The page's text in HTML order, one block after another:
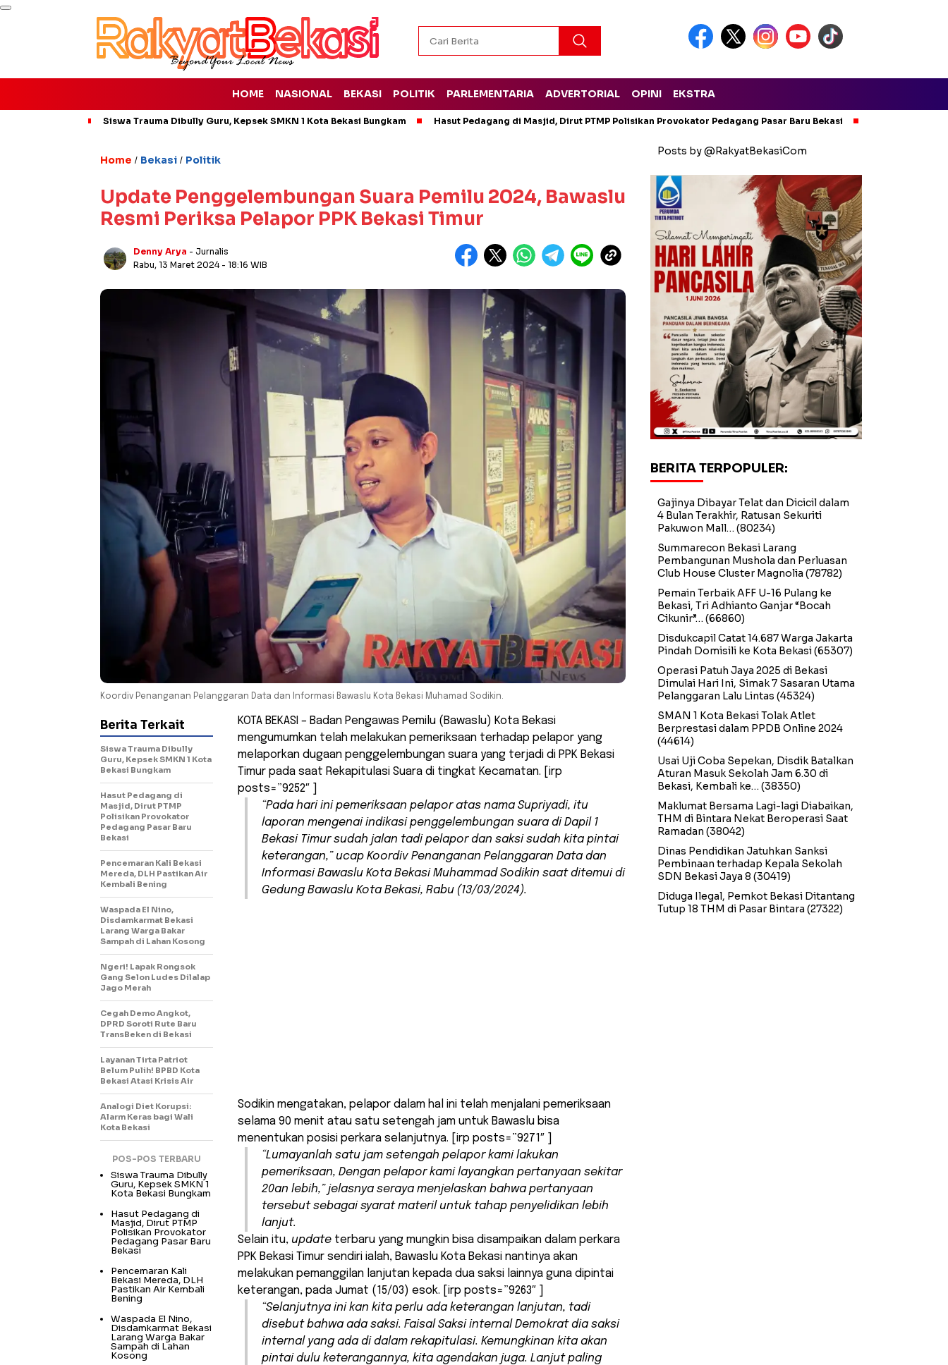
HOME NASIONAL BEKASI POLITIK PARLEMENTARIA ADVERTORIAL OPINI EKSTRA
Siswa Trauma Dibully Guru, Kepsek SMKN 1 Kota Bekasi Bungkam Hasut Pedagang di Masjid, Dirut PTMP Polisikan Provokator Pedagang Pasar Baru Bekasi
Home / Bekasi / Politik
Update Penggelembungan Suara Pemilu 2024, Bawaslu
Resmi Periksa Pelapor PPK Bekasi Timur
Denny Arya - Jurnalis
Rabu, 13 Maret 2024 - 18:16 WIB
Koordiv Penanganan Pelanggaran Data dan Informasi Bawaslu Kota Bekasi Muhamad Sodikin.
KOTA BEKASI – Badan Pengawas Pemilu (Bawaslu) Kota Bekasi
mengumumkan telah melakukan pemeriksaan terhadap pelapor yang
melaporkan dugaan penggelembungan suara yang terjadi di PPK Bekasi
Timur pada saat Rekapitulasi Suara di tingkat Kecamatan. [irp
posts=”9252″ ]
“Pada hari ini pemeriksaan pelapor atas nama Supriyadi, itu
laporan mengenai indikasi penggelembungan suara di Dapil 1
Bekasi Timur sudah jalan tadi pelapor dan saksi sudah kita pintai
keterangan,” ucap Koordiv Penanganan Pelanggaran Data dan
Informasi Bawaslu Kota Bekasi Muhammad Sodikin saat ditemui di
Gedung Bawaslu Kota Bekasi, Rabu (13/03/2024).
Sodikin mengatakan, pelapor dalam hal ini telah menjalani pemeriksaan
selama 90 menit atau satu setengah jam untuk Bawaslu bisa
menentukan posisi perkara selanjutnya. [irp posts=”9271″ ]
“Lumayanlah satu jam setengah pelapor kami lakukan
pemeriksaan, Dengan pelapor kami layangkan pertanyaan sekitar
20an lebih,” jelasnya seraya menjelaskan bahwa pertanyaan
tersebut sebagai syarat materil untuk tahap penyelidikan lebih
lanjut.
Selain itu, update terbaru yang mungkin bisa disampaikan dalam perkara
PPK Bekasi Timur sendiri ialah, Bawaslu Kota Bekasi nantinya akan
melakukan pemanggilan lanjutan kepada dua saksi lainnya guna dipintai
keterangan, pada Jumat (15/03) esok. [irp posts=”9263″ ]
“Selanjutnya ini kan kita perlu ada keterangan lanjutan, tadi
disebut bahwa ada saksi. Faisal Saksi internal Demokrat dia saksi
internal yang ada di dalam rekapitulasi. Kemungkinan kita akan
pintai dulu keterangannya, kita agendakan juga. Lanjut paling
Berita Terkait
Siswa Trauma Dibully
Guru, Kepsek SMKN 1 Kota
Bekasi Bungkam
Hasut Pedagang di
Masjid, Dirut PTMP
Polisikan Provokator
Pedagang Pasar Baru
Bekasi
Pencemaran Kali Bekasi
Mereda, DLH Pastikan Air
Kembali Bening
Waspada El Nino,
Disdamkarmat Bekasi
Larang Warga Bakar
Sampah di Lahan Kosong
Ngeri! Lapak Rongsok
Gang Selon Ludes Dilalap
Jago Merah
Cegah Demo Angkot,
DPRD Soroti Rute Baru
TransBeken di Bekasi
Layanan Tirta Patriot
Belum Pulih! BPBD Kota
Bekasi Atasi Krisis Air
Analogi Diet Korupsi:
Alarm Keras bagi Wali
Kota Bekasi
POS-POS TERBARU
Siswa Trauma Dibully
Guru, Kepsek SMKN 1
Kota Bekasi Bungkam
Hasut Pedagang di
Masjid, Dirut PTMP
Polisikan Provokator
Pedagang Pasar Baru
Bekasi
Pencemaran Kali
Bekasi Mereda, DLH
Pastikan Air Kembali
Bening
Waspada El Nino,
Disdamkarmat Bekasi
Larang Warga Bakar
Sampah di Lahan
Kosong
Posts by @RakyatBekasiCom
BERITA TERPOPULER:
Gajinya Dibayar Telat dan Dicicil dalam
4 Bulan Terakhir, Ratusan Sekuriti
Pakuwon Mall… (80234)
Summarecon Bekasi Larang
Pembangunan Mushola dan Perluasan
Club House Cluster Magnolia (78782)
Pemain Terbaik AFF U-16 Pulang ke
Bekasi, Tri Adhianto Ganjar “Bocah
Cikunir”… (66860)
Disdukcapil Catat 14.687 Warga Jakarta
Pindah Domisili ke Kota Bekasi(65307)
Operasi Patuh Jaya 2025 di Bekasi
Dimulai Hari Ini, Simak 7 Sasaran Utama
Pelanggaran Lalu Lintas (45324)
SMAN 1 Kota Bekasi Tolak Atlet
Berprestasi dalam PPDB Online 2024
(44614)
Usai Uji Coba Sepekan, Disdik Batalkan
Aturan Masuk Sekolah Jam 6.30 di
Bekasi, Kembali ke… (38350)
Maklumat Bersama Lagi-lagi Diabaikan,
THM di Bintara Nekat Beroperasi Saat
Ramadan (38042)
Dinas Pendidikan Jatuhkan Sanksi
Pembinaan terhadap Kepala Sekolah
SDN Bekasi Jaya 8 (30419)
Diduga Ilegal, Pemkot Bekasi Ditantang
Tutup 18 THM di Pasar Bintara (27322)